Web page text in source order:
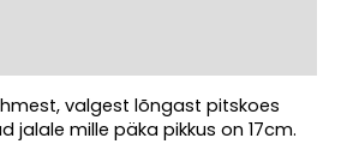
valgest lõngast pitskoes
jalale mille päka pikkus on 17cm.